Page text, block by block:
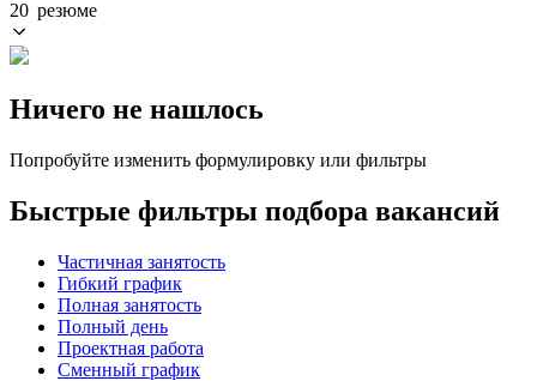
20 резюме
Ничего не нашлось
Попробуйте изменить формулировку или фильтры
Быстрые фильтры подбора вакансий
Частичная занятость
Гибкий график
Полная занятость
Полный день
Проектная работа
Сменный график